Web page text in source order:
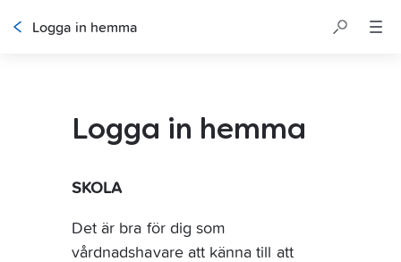
Logga in hemma
Logga in hemma
SKOLA
Det är bra för dig som
vårdnadshavare att känna till att